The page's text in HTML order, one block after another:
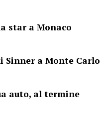
star a Monaco
Sinner a Monte Carlo
auto, al termine